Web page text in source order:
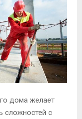
дома желает
сложностей с